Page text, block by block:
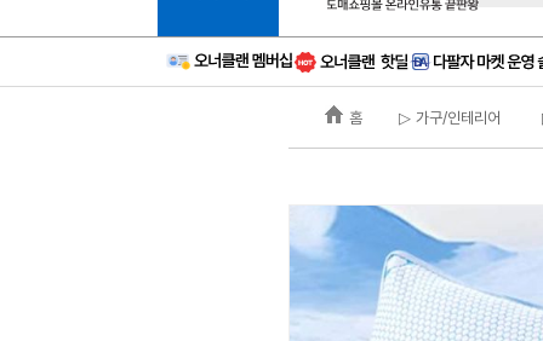
6등급
15등급
16등급
홈 ▷ 가구/인테리어